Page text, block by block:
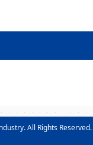
All Rights Reserved.